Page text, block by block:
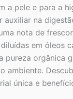
a pele e para a
na
nota de
em óleos
pureza orgânica
ambiente.
única e